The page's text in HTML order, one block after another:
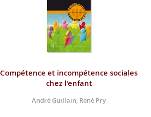
Compétence et incompétence sociales
chez l'enfant
André Guillain, René Pry